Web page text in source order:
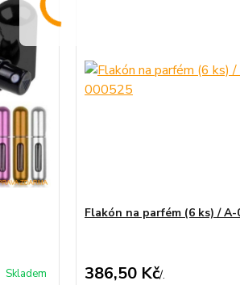
Skladem
Flakón na parfém (6 ks) / A-
386,50 Kč/.